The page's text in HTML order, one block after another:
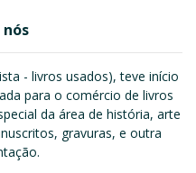
nós
- livros usados), teve início
para o comércio de livros
da área de história, arte
gravuras, e outra